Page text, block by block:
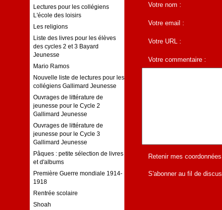
Lectures pour les collégiens
L'école des loisirs
Les religions
Liste des livres pour les élèves
des cycles 2 et 3 Bayard
Jeunesse
Mario Ramos
Nouvelle liste de lectures pour les
collégiens Gallimard Jeunesse
Ouvrages de littérature de
jeunesse pour le Cycle 2
Gallimard Jeunesse
Ouvrages de littérature de
jeunesse pour le Cycle 3
Gallimard Jeunesse
Pâques : petite sélection de livres
et d'albums
Première Guerre mondiale 1914-
1918
Rentrée scolaire
Shoah
Votre nom :
Votre email :
Votre URL :
Votre commentaire :
Retenir mes
S'abonner au fil de